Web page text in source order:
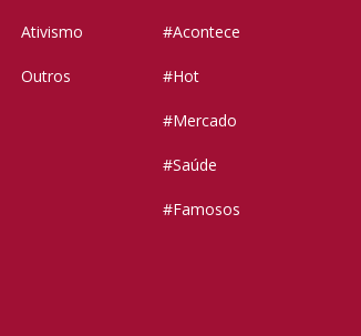
Ativismo
Outros
#Acontece
#Hot
#Mercado
#Saúde
#Famosos